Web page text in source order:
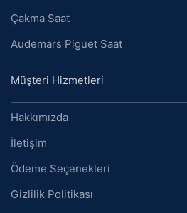
Çakma Saat
Audemars Piguet Saat
Müşteri Hizmetleri
Hakkımızda
İletişim
Ödeme Seçenekleri
Gizlilik Politikası